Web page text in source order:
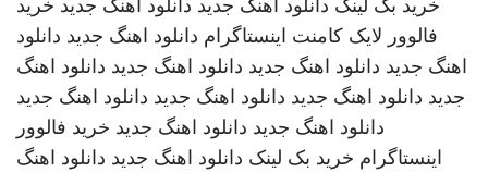
خرید بک لینک دانلود اهنگ جدید دانلود اهنگ جدید خرید
فالوور لایک کامنت اینستاگرام دانلود اهنگ جدید دانلود
اهنگ جدید دانلود اهنگ جدید دانلود اهنگ جدید دانلود اهنگ
جدید دانلود اهنگ جدید دانلود اهنگ جدید دانلود اهنگ جدید
دانلود اهنگ جدید دانلود اهنگ جدید خرید فالوور
اینستاگرام خرید بک لینک دانلود اهنگ جدید دانلود اهنگ